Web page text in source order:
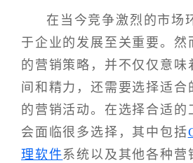
在当今竞争激烈的市场
于企业的发展至关重要。然
的营销策略，并不仅仅意味
间和精力，还需要选择适合
的营销活动。在选择合适的
会面临很多选择，其中包括
理软件系统以及其他各种营